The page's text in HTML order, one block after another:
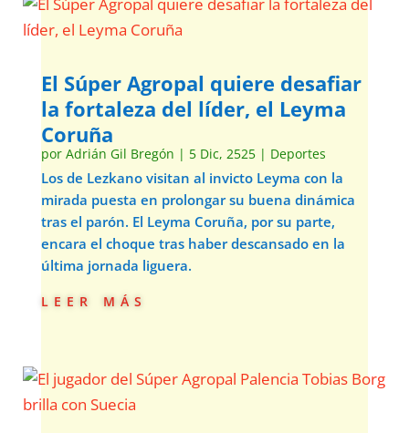
El Súper Agropal quiere desafiar
la fortaleza del líder, el Leyma
Coruña
por Adrián Gil Bregón | 5 Dic, 2525| Deportes
Los de Lezkano visitan al invicto Leyma con la
mirada puesta en prolongar su buena dinámica
tras el parón. El Leyma Coruña, por su parte,
encara el choque tras haber descansado en la
última jornada liguera.
leer más